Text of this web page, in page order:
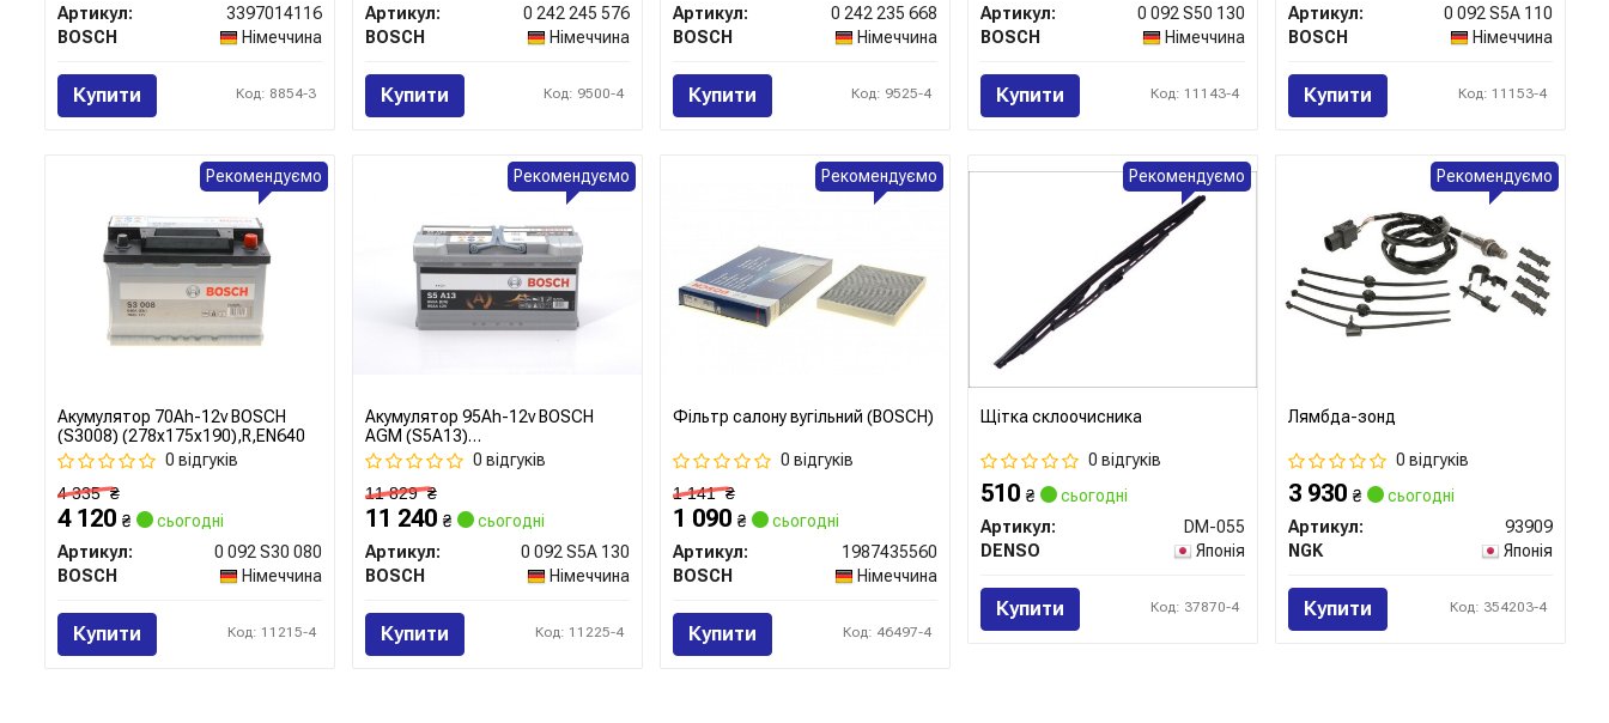
Артикул:
3397014116
BOSCH
Німеччина
Купити Код: 8854-3
Артикул:
0 242 245 576
BOSCH
Німеччина
Купити Код: 9500-4
Артикул:
0 242 235 668
BOSCH
Німеччина
Купити Код: 9525-4
Артикул:
0 092 S50 130
BOSCH
Німеччина
Купити Код: 11143-4
Артикул:
0 092 S5A 110
BOSCH
Німеччина
Купити Код: 11153-4
Акумулятор 70Ah-12v BOSCH
(S3008) (278x175x190),R,EN640
0 відгуків
4 335₴
4 120 ₴
сьогодні
Артикул:
0 092 S30 080
BOSCH
Німеччина
Купити Код: 11215-4
Рекомендуємо
Акумулятор 95Ah-12v BOSCH
AGM (S5A13)
(353x175x190),R,EN850
0 відгуків
11 829₴
11 240 ₴
сьогодні
Артикул:
0 092 S5A 130
BOSCH
Німеччина
Купити Код: 11225-4
Рекомендуємо
Фільтр салону вугільний (BOSCH)
0 відгуків
1 141₴
1 090 ₴
сьогодні
Артикул:
1987435560
BOSCH
Німеччина
Купити Код: 46497-4
Рекомендуємо
Щітка склоочисника
0 відгуків
510 ₴
сьогодні
Артикул:
DM-055
DENSO
Японія
Купити Код: 37870-4
Рекомендуємо
Лямбда-зонд
0 відгуків
3 930 ₴
сьогодні
Артикул:
93909
NGK
Японія
Купити Код: 354203-4
Рекомендуємо